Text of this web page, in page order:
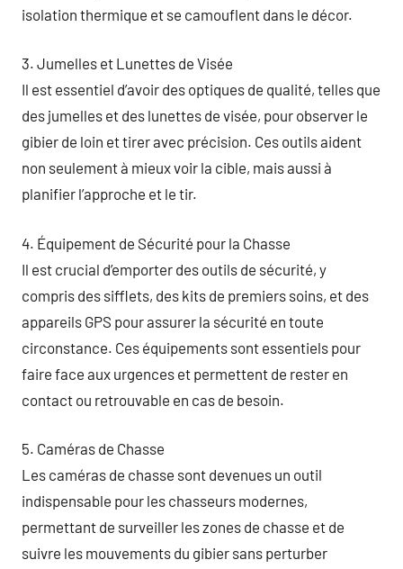
isolation thermique et se camouflent dans le décor.
3. Jumelles et Lunettes de Visée
Il est essentiel d’avoir des optiques de qualité, telles que
des jumelles et des lunettes de visée, pour observer le
gibier de loin et tirer avec précision. Ces outils aident
non seulement à mieux voir la cible, mais aussi à
planifier l’approche et le tir.
4. Équipement de Sécurité pour la Chasse
Il est crucial d’emporter des outils de sécurité, y
compris des sifflets, des kits de premiers soins, et des
appareils GPS pour assurer la sécurité en toute
circonstance. Ces équipements sont essentiels pour
faire face aux urgences et permettent de rester en
contact ou retrouvable en cas de besoin.
5. Caméras de Chasse
Les caméras de chasse sont devenues un outil
indispensable pour les chasseurs modernes,
permettant de surveiller les zones de chasse et de
suivre les mouvements du gibier sans perturber